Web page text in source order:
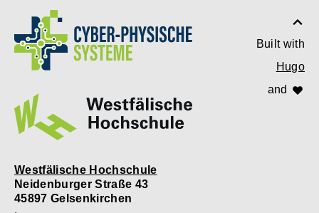
Westfälische Hochschule
Neidenburger Straße 43
45897 Gelsenkirchen
Built with
Hugo
and